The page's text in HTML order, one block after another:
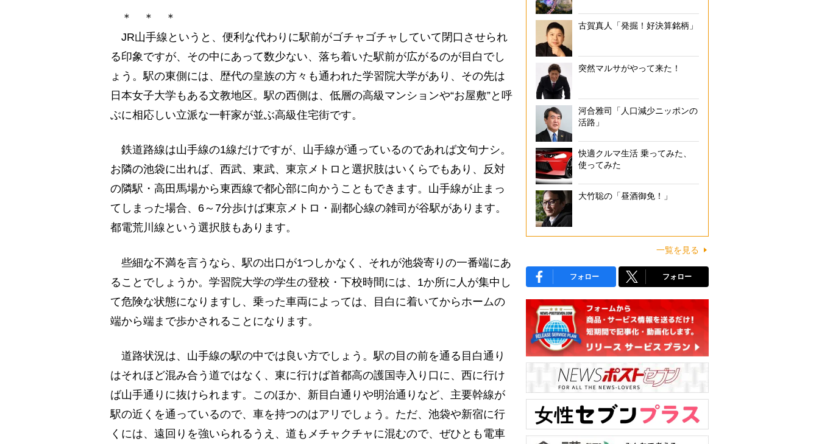
＊ ＊ ＊
JR山手線というと、便利な代わりに駅前がゴチャゴチャしていて閉口させられ
る印象ですが、その中にあって数少ない、落ち着いた駅前が広がるのが目白でし
ょう。駅の東側には、歴代の皇族の方々も通われた学習院大学があり、その先は
日本女子大学もある文教地区。駅の西側は、低層の高級マンションや“お屋敷”と呼
ぶに相応しい立派な一軒家が並ぶ高級住宅街です。
鉄道路線は山手線の1線だけですが、山手線が通っているのであれば文句ナシ。
お隣の池袋に出れば、西武、東武、東京メトロと選択肢はいくらでもあり、反対
の隣駅・高田馬場から東西線で都心部に向かうこともできます。山手線が止まっ
てしまった場合、6～7分歩けば東京メトロ・副都心線の雑司が谷駅があります。
都電荒川線という選択肢もあります。
些細な不満を言うなら、駅の出口が1つしかなく、それが池袋寄りの一番端にあ
ることでしょうか。学習院大学の学生の登校・下校時間には、1か所に人が集中し
て危険な状態になりますし、乗った車両によっては、目白に着いてからホームの
端から端まで歩かされることになります。
道路状況は、山手線の駅の中では良い方でしょう。駅の目の前を通る目白通り
はそれほど混み合う道ではなく、東に行けば首都高の護国寺入り口に、西に行け
ば山手通りに抜けられます。このほか、新目白通りや明治通りなど、主要幹線が
駅の近くを通っているので、車を持つのはアリでしょう。ただ、池袋や新宿に行
くには、遠回りを強いられるうえ、道もメチャクチャに混むので、ぜひとも電車
古賀真人「発掘！好決算銘柄」
突然マルサがやって来た！
河合雅司「人口減少ニッポンの
活路」
快適クルマ生活 乗ってみた、
使ってみた
大竹聡の「昼酒御免！」
一覧を見る
フォロー フォロー